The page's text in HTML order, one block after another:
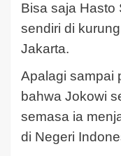
Bisa saja Hasto
sendiri di
Jakarta.
Apalagi sampai
bahwa Jokowi
semasa ia
di Negeri